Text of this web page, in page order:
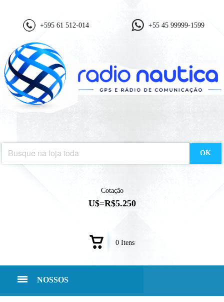
+595 61 512-014 +55 45 99999-1599
OK
Cotação
U$=R$5.250
0 Itens
NOSSOS